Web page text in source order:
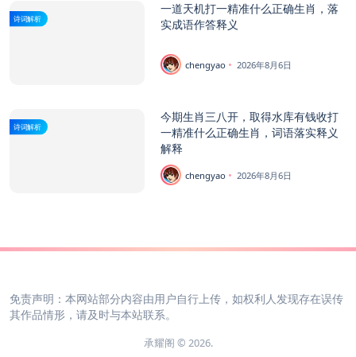
诗词解析
一道天机打一精准什么正确生肖，落
实成语作答释义
chengyao 2026年8月6日
诗词解析
今期生肖三八开，取得水库有钱收打
一精准什么正确生肖，词语落实释义
解释
chengyao 2026年8月6日
免责声明：本网站部分内容由用户自行上传，如权利人发现存在误传
其作品情形，请及时与本站联系。
承耀阁 © 2026.